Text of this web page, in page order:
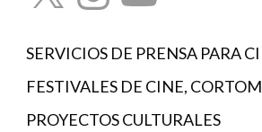
SERVICIOS DE PRENSA PARA
FESTIVALES DE CINE,
PROYECTOS CULTURALES